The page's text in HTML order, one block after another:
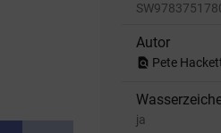
Autor
find_in_page Pete
ja